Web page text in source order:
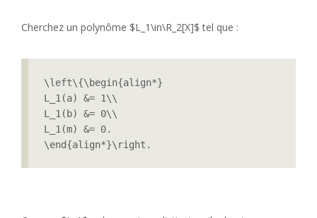
Cherchez un polynôme $L_1\in\R_2[X]$ tel que :
\left\{\begin{align*}
L_1(a) &= 1\\
L_1(b) &= 0\\
L_1(m) &= 0.
\end{align*}\right.